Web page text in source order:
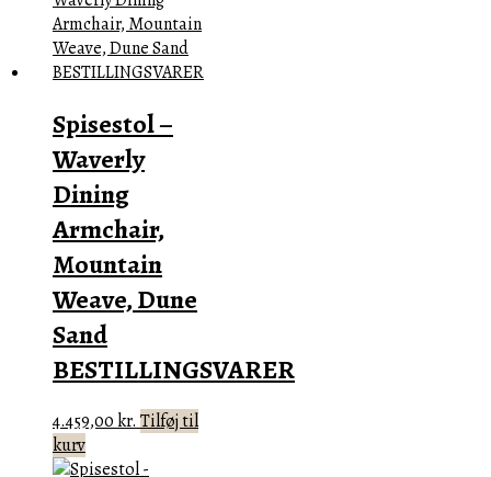
Spisestol –
Waverly
Dining
Armchair,
Mountain
Weave, Dune
Sand
BESTILLINGSVARER
4.459,00kr. Tilføj til
kurv